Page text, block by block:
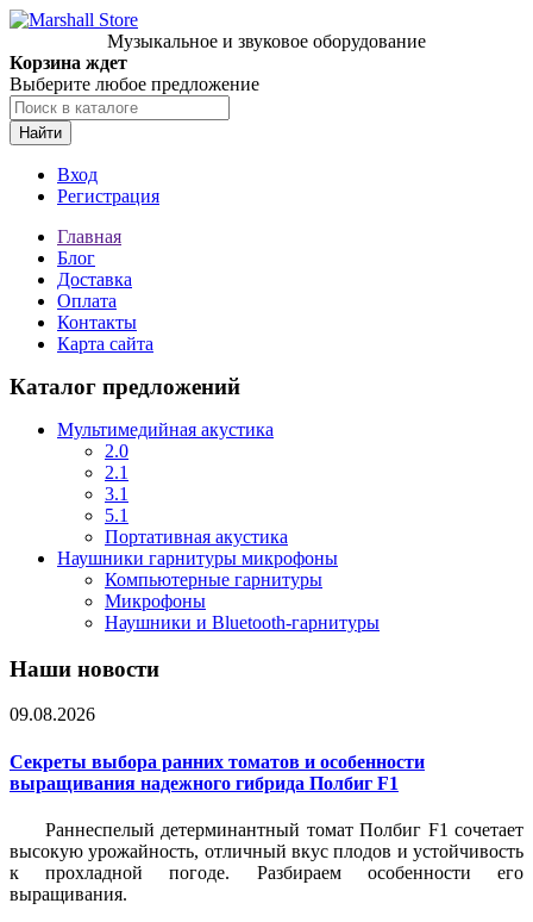
Музыкальное и звуковое оборудование
Корзина ждет
Выберите любое предложение
Найти
Вход
Регистрация
Главная
Блог
Доставка
Оплата
Контакты
Карта сайта
Каталог предложений
Мультимедийная акустика
2.0
2.1
3.1
5.1
Портативная акустика
Наушники гарнитуры микрофоны
Компьютерные гарнитуры
Микрофоны
Наушники и Bluetooth-гарнитуры
Наши новости
09.08.2026
Секреты выбора ранних томатов и особенности
выращивания надежного гибрида Полбиг F1
Раннеспелый детерминантный томат Полбиг F1 сочетает
высокую урожайность, отличный вкус плодов и устойчивость
к прохладной погоде. Разбираем особенности его
выращивания.